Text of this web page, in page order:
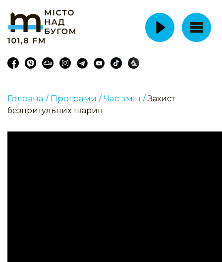
Головна / Програми / Час змін / Захист
безпритульних тварин